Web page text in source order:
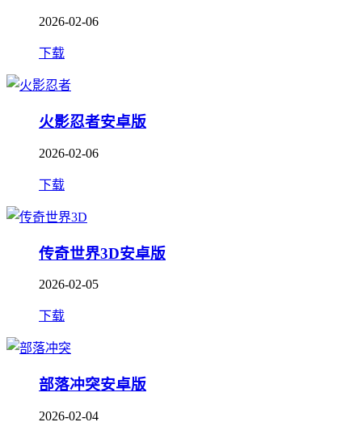
2026-02-06
下载
火影忍者安卓版
2026-02-06
下载
传奇世界3D安卓版
2026-02-05
下载
部落冲突安卓版
2026-02-04